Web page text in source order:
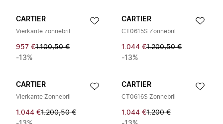
CARTIER
Vierkante zonnebril
957 €1.100,50 €
-13%
CARTIER
CT0615S Zonnebril
1.044 €1.200,50 €
-13%
CARTIER
Vierkante Zonnebril
1.044 €1.200,50 €
CARTIER
CT0616S Zonnebril
1.044 €1.200 €